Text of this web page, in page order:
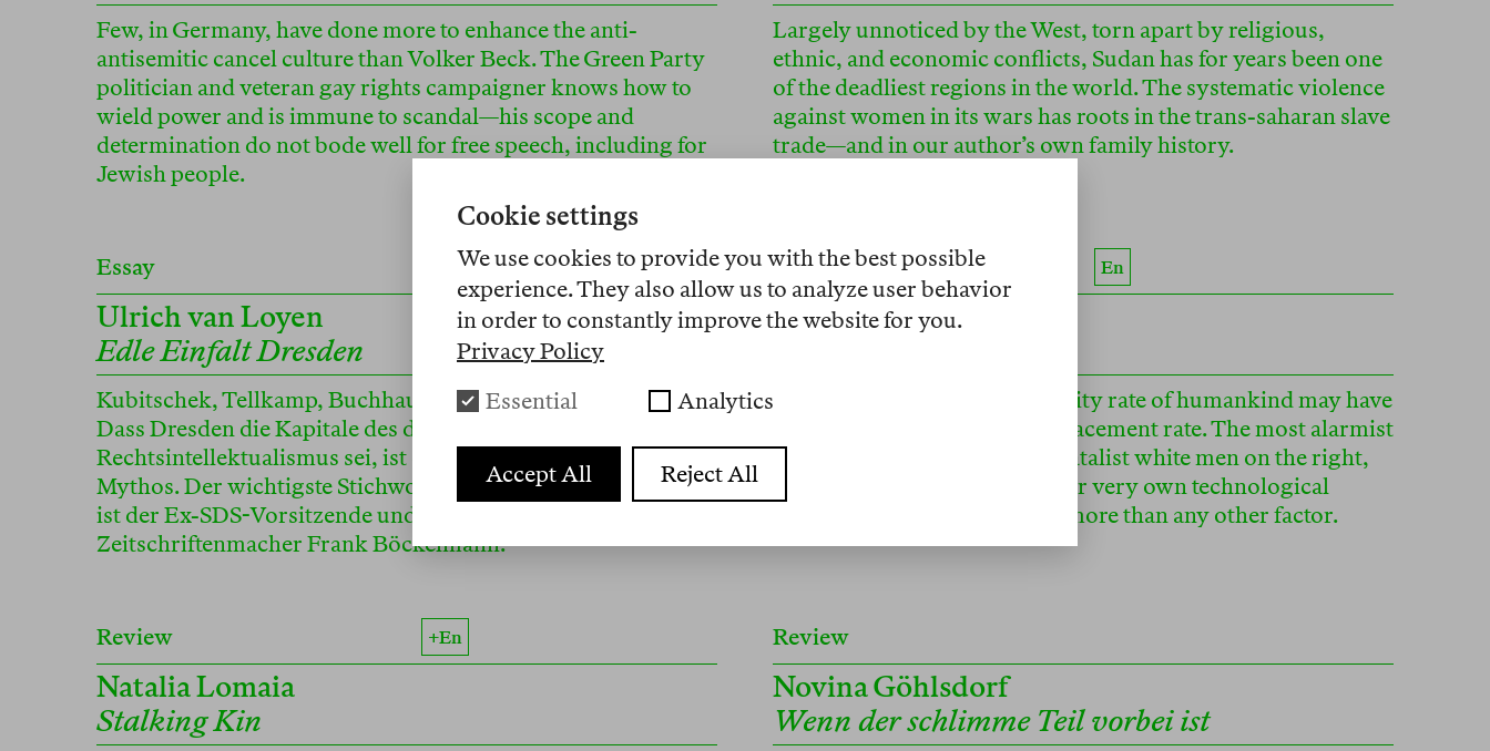
Few, in Germany, have done more to enhance the anti-
antisemitic cancel culture than Volker Beck. The Green Party
politician and veteran gay rights campaigner knows how to
wield power and is immune to scandal—his scope and
determination do not bode well for free speech, including for
Jewish people.
Largely unnoticed by the West, torn apart by religious,
ethnic, and economic conflicts, Sudan has for years been one
of the deadliest regions in the world. The systematic violence
against women in its wars has roots in the trans-saharan slave
trade—and in our author’s own family history.
Essay
Ulrich van Loyen
Edle Einfalt Dresden
Kubitschek, Tellkamp, Buchhaus Loschwitz,rinse & repeat.
Dass Dresden die Kapitale des deutschen
Rechtsintellektualismus sei, ist ein sich selbst nährender
Mythos. Der wichtigste Stichwortgeber dieser Szene war und
ist der Ex-SDS-Vorsitzende und provokante
Zeitschriftenmacher Frank Böckelmann.
Essay En
Anna Rotkirch
Faster than expected, the fertility rate of humankind may have
fallen below the so-called replacement rate. The most alarmist
responses are raised by pro-natalist white men on the right,
but research suggests that their very own technological
agenda is driving the decline more than any other factor.
Review +en
Natalia Lomaia
Stalking Kin
Review
Novina Göhlsdorf
Wenn der schlimme Teil vorbei ist
Cookie settings
We use cookies to provide you with the best possible
experience. They also allow us to analyze user behavior
in order to constantly improve the website for you.
Privacy Policy
Essential
Analytics
Accept All Reject All